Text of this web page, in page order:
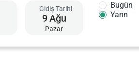
Gidiş Tarihi
9Ağu
Pazar
Bugün
Yarın